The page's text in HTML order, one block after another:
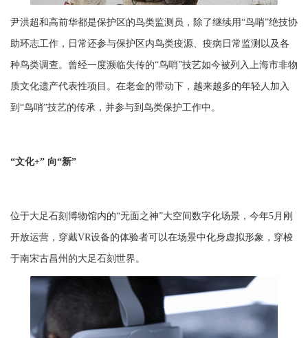
尹洪超和高前华都是保护区的鸟类监测员，除了继续用“鸟哨”绝技协
助环志工作，日常还参与保护区内鸟类疫源、疫病日常监测以及各
种鸟类调查。曾经一度濒临失传的“鸟哨”技艺如今被列入上海市非物
质文化遗产代表性项目。在老金的带动下，越来越多的年轻人加入
到“鸟哨”技艺的传承，并参与到鸟类保护工作中。
“文化+” 向“新”
位于大足石刻博物馆内的“无面之神”大空间数字化场景，今年5月刚
开放运营，穿戴VR设备的体验者可以在场景中化身虚拟形象，穿梭
于南宋古昌州的大足石刻世界。